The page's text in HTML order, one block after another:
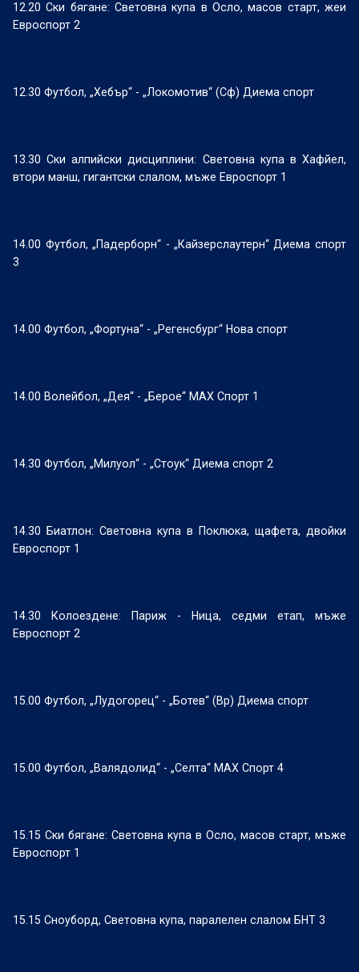
12.20 Ски бягане: Световна купа в Осло, масов старт, жеи
Евроспорт 2
12.30 Футбол, „Хебър“ - „Локомотив“ (Сф) Диема спорт
13.30 Ски алпийски дисциплини: Световна купа в Хафйел,
втори манш, гигантски слалом, мъже Евроспорт 1
14.00 Футбол, „Падерборн“ - „Кайзерслаутерн“ Диема спорт
3
14.00 Футбол, „Фортуна“ - „Регенсбург“ Нова спорт
14.00 Волейбол, „Дея“ - „Берое“ МАХ Спорт 1
14.30 Футбол, „Милуол“ - „Стоук“ Диема спорт 2
14.30 Биатлон: Световна купа в Поклюка, щафета, двойки
Евроспорт 1
14.30 Колоездене: Париж - Ница, седми етап, мъже
Евроспорт 2
15.00 Футбол, „Лудогорец“ - „Ботев“ (Вр) Диема спорт
15.00 Футбол, „Валядолид“ - „Селта“ МАХ Спорт 4
15.15 Ски бягане: Световна купа в Осло, масов старт, мъже
Евроспорт 1
15.15 Сноуборд, Световна купа, паралелен слалом БНТ 3